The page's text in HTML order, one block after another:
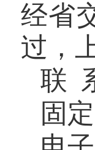
经省
过，
联
固